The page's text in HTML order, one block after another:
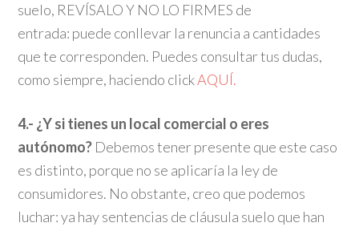
suelo, REVÍSALO Y NO LO FIRMES de
entrada: puede conllevar la renuncia a cantidades
que te corresponden. Puedes consultar tus dudas,
como siempre, haciendo clickAQUÍ.
4.- ¿Y si tienes un local comercial o eres
autónomo? Debemos tener presente que este caso
es distinto, porque no se aplicaría la ley de
consumidores. No obstante, creo que podemos
luchar: ya hay sentencias de cláusula suelo que han